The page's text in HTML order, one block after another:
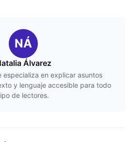
NÁ
Álvarez
especializa en explicar asuntos
y lenguaje accesible para todo
de lectores.